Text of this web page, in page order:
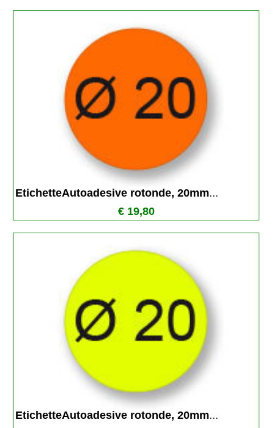
EtichetteAutoadesive rotonde, 20mm...
€ 19,80
EtichetteAutoadesive rotonde, 20mm...